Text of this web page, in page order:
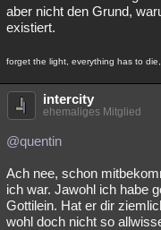
aber nicht den Grund,
existiert.
forget the light, everything has to
intercity
ehemaliges Mitglied
@quentin
Ach nee, schon
ich war. Jawohl ich habe
Gottilein. Hat er dir
wohl doch nicht so